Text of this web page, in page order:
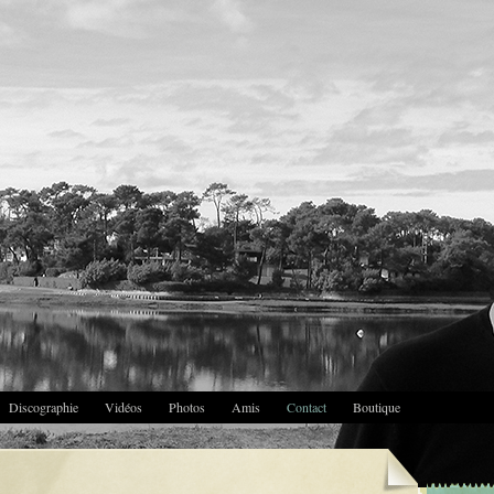
Discographie Vidéos Photos Amis Contact Boutique